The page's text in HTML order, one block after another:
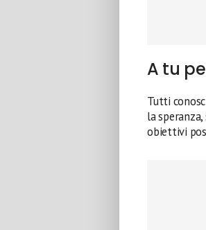
A tu
Tutti
la
obiettivi